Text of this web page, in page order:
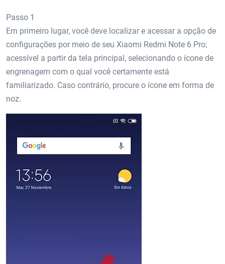
Passo 1
Em primeiro lugar, você deve localizar e acessar a opção de
configurações por meio de seu Xiaomi Redmi Note 6 Pro;
acessível a partir da tela principal, selecionando o ícone de
engrenagem com o qual você certamente está
familiarizado. Caso contrário, procure o ícone em forma de
noz.